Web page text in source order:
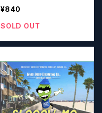
eep Island【クラフトビー
¥840
SOLD OUT